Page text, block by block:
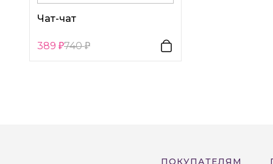
Чат-чат
389 740
ПОКУПАТЕЛЯМ